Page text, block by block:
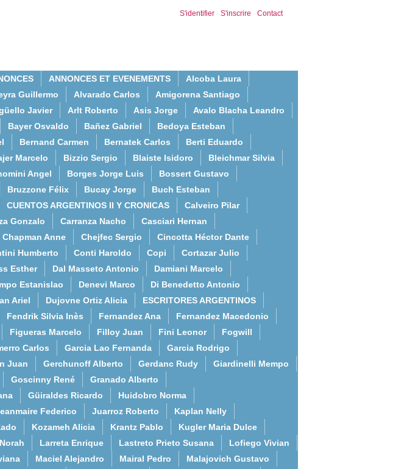
S'identifier - S'inscrire - Contact
ANNONCES ET EVENEMENTS
Alcoba Laura
Guillermo Alvarado Carlos
Amigorena Santiago
Javier Arlt Roberto Asis Jorge
Avalo Blacha Leandro
Bayer Osvaldo Bañez Gabriel
Bedoya Esteban
Bernand Carmen Bernatek Carlos
Berti Eduardo
Marcelo Bizzio Sergio Blaiste Isidoro
Bleichmar Silvia
Angel Borges Jorge Luis
Bossert Gustavo
Bruzzone Félix Bucay Jorge
Buch Esteban
CUENTOS ARGENTINOS II Y CRONICAS
Calveiro Pilar
Gonzalo Carranza Nacho
Casciari Hernan
Chapman Anne Chejfec Sergio
Cincotta Héctor Dante
Humberto Conti Haroldo Copi
Cortazar Julio
Esther Dal Masseto Antonio
Damiani Marcelo
Estanislao Denevi Marco
Di Benedetto Antonio
Ariel Dujovne Ortiz Alicia
ESCRITORES ARGENTINOS
Fendrik Silvia Inès Fernandez Ana
Fernandez Macedonio
Figueras Marcelo Filloy Juan Fini Leonor
Fogwill
Carlos Garcia Lao Fernanda
Garcia Rodrigo
Juan Gerchunoff Alberto Gerdanc Rudy
Giardinelli Mempo
Goscinny René
Granado Alberto
Güiraldes Ricardo
Huidobro Norma
Federico Juarroz Roberto
Kaplan Nelly
Kozameh Alicia Krantz Pablo
Kugler Maria Dulce
Larreta Enrique Lastreto Prieto Susana
Lofiego Vivian
Maciel Alejandro Mairal Pedro
Malajovich Gustavo